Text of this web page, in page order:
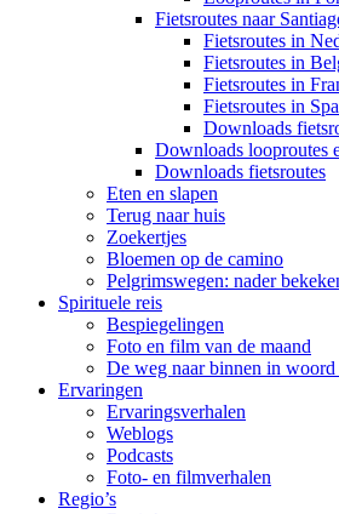
Fietsroutes naar
Fietsroutes in
Fietsroutes in
Fietsroutes in
Fietsroutes in
Downloads
Downloads looproutes
Downloads fietsroutes
Eten en slapen
Terug naar huis
Zoekertjes
Bloemen op de camino
Pelgrimswegen: nader
Spirituele reis
Bespiegelingen
Foto en film van de maand
De weg naar binnen in woord
Ervaringen
Ervaringsverhalen
Weblogs
Podcasts
Foto- en filmverhalen
Regio’s